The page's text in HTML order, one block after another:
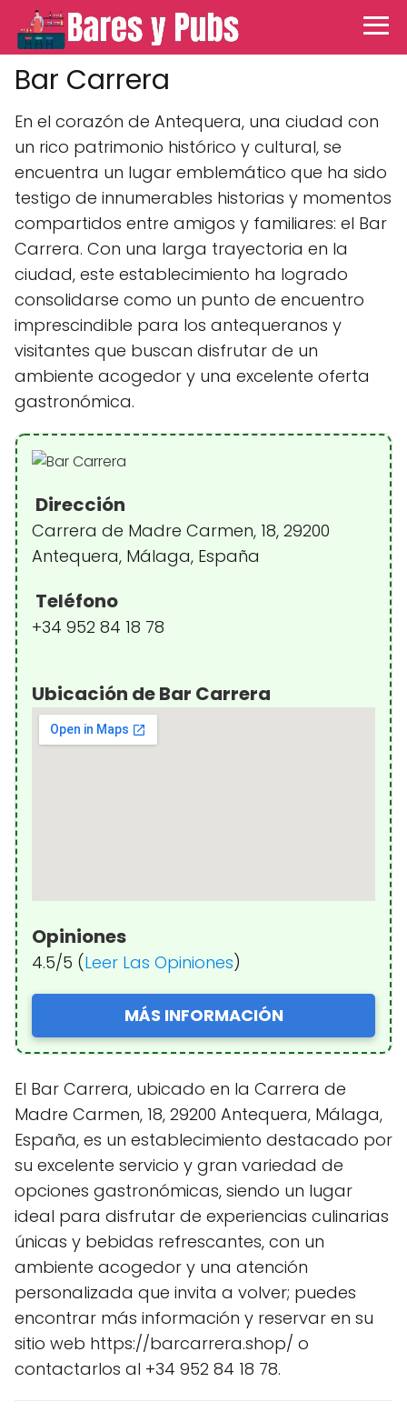
Bar Carrera
En el corazón de Antequera, una ciudad con
un rico patrimonio histórico y cultural, se
encuentra un lugar emblemático que ha sido
testigo de innumerables historias y momentos
compartidos entre amigos y familiares: el Bar
Carrera. Con una larga trayectoria en la
ciudad, este establecimiento ha logrado
consolidarse como un punto de encuentro
imprescindible para los antequeranos y
visitantes que buscan disfrutar de un
ambiente acogedor y una excelente oferta
gastronómica.
Dirección
Carrera de Madre Carmen, 18, 29200
Antequera, Málaga, España
Teléfono
+34 952 84 18 78
Ubicación de Bar Carrera
Opiniones
4.5/5 (Leer Las Opiniones)
MÁS INFORMACIÓN
El Bar Carrera, ubicado en la Carrera de
Madre Carmen, 18, 29200 Antequera, Málaga,
España, es un establecimiento destacado por
su excelente servicio y gran variedad de
opciones gastronómicas, siendo un lugar
ideal para disfrutar de experiencias culinarias
únicas y bebidas refrescantes, con un
ambiente acogedor y una atención
personalizada que invita a volver; puedes
encontrar más información y reservar en su
sitio web https://barcarrera.shop/ o
contactarlos al +34 952 84 18 78.